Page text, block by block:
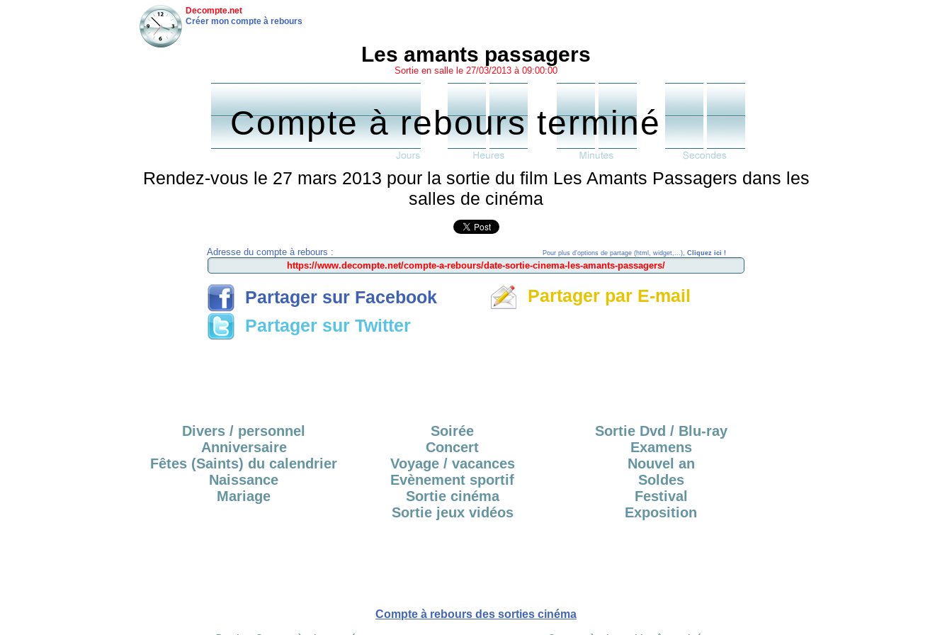
Decompte.net
Créer mon compte à rebours
Les amants passagers
Sortie en salle le 27/03/2013 à 09:00:00
Compte à rebours terminé
Rendez-vous le 27 mars 2013 pour la sortie du film Les Amants Passagers dans les
salles de cinéma
Adresse du compte à rebours : Pour plus d'options de partage (html, widget,...), Cliquez ici !
Partager sur Facebook
Partager sur Twitter
Partager par E-mail
Divers / personnel
Anniversaire
Fêtes (Saints) du calendrier
Naissance
Mariage
Soirée
Concert
Voyage / vacances
Evènement sportif
Sortie cinéma
Sortie jeux vidéos
Sortie Dvd / Blu-ray
Examens
Nouvel an
Soldes
Festival
Exposition
Compte à rebours des sorties cinéma